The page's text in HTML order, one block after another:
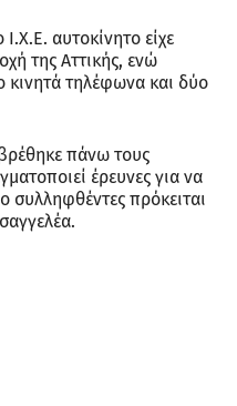
αυτοκίνητο είχε
της Αττικής, ενώ
κινητά τηλέφωνα και δύο
πάνω τους
έρευνες για να
συλληφθέντες πρόκειται